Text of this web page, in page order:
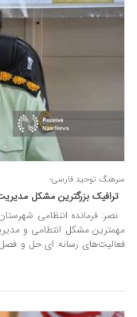
سرهنگ توحید فارسی؛
ترافیک بزرگترین مشکل
نصر: فرمانده انتظامی
مهمترین مشکل انتطامی و
فعالیت‌های رسانه ای حل و